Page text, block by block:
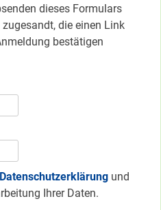
dieses Formulars
die einen Link
bestätigen
Datenschutzerklärung und
Ihrer Daten.